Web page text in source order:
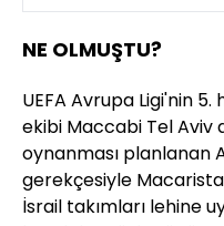
NE OLMUŞTU?
UEFA Avrupa Ligi'nin
ekibi Maccabi Tel Aviv
oynanması planlanan
gerekçesiyle
İsrail takımları lehine